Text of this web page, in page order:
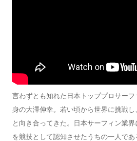
言わずとも知れた日本トッププロサー
身の大澤伸幸。若い頃から世界に挑戦
と向き合ってきた。日本サーフィン業
を競技として認知させたうちの一人で